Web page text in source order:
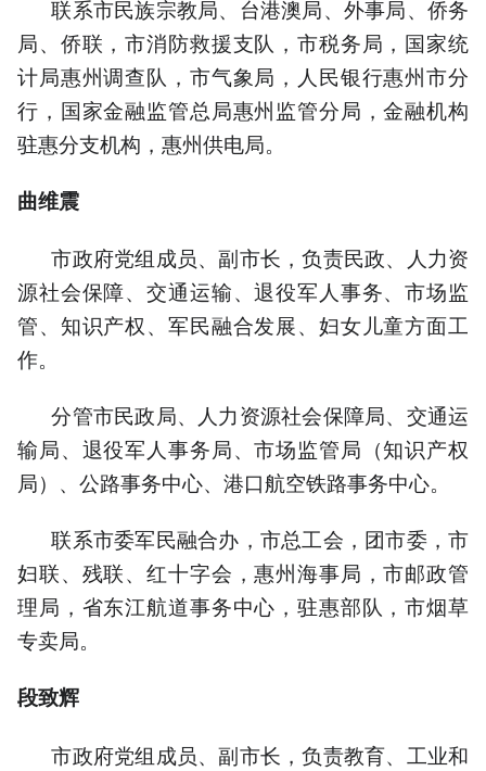
联系市民族宗教局、台港澳局、外事局、侨务
局、侨联，市消防救援支队，市税务局，国家统
计局惠州调查队，市气象局，人民银行惠州市分
行，国家金融监管总局惠州监管分局，金融机构
驻惠分支机构，惠州供电局。
曲维震
市政府党组成员、副市长，负责民政、人力资
源社会保障、交通运输、退役军人事务、市场监
管、知识产权、军民融合发展、妇女儿童方面工
作。
分管市民政局、人力资源社会保障局、交通运
输局、退役军人事务局、市场监管局（知识产权
局）、公路事务中心、港口航空铁路事务中心。
联系市委军民融合办，市总工会，团市委，市
妇联、残联、红十字会，惠州海事局，市邮政管
理局，省东江航道事务中心，驻惠部队，市烟草
专卖局。
段致辉
市政府党组成员、副市长，负责教育、工业和